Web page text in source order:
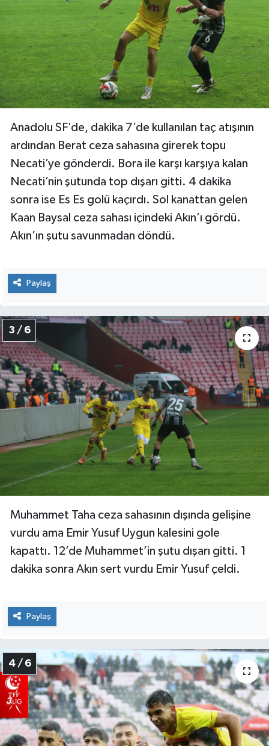
Anadolu SF’de, dakika 7’de kullanılan taç atışının
ardından Berat ceza sahasına girerek topu
Necati’ye gönderdi. Bora ile karşı karşıya kalan
Necati’nin şutunda top dışarı gitti. 4 dakika
sonra ise Es Es golü kaçırdı. Sol kanattan gelen
Kaan Baysal ceza sahası içindeki Akın’ı gördü.
Akın’ın şutu savunmadan döndü.
Paylaş
3 / 6
Muhammet Taha ceza sahasının dışında gelişine
vurdu ama Emir Yusuf Uygun kalesini gole
kapattı. 12’de Muhammet’in şutu dışarı gitti. 1
dakika sonra Akın sert vurdu Emir Yusuf çeldi.
Paylaş
4 / 6